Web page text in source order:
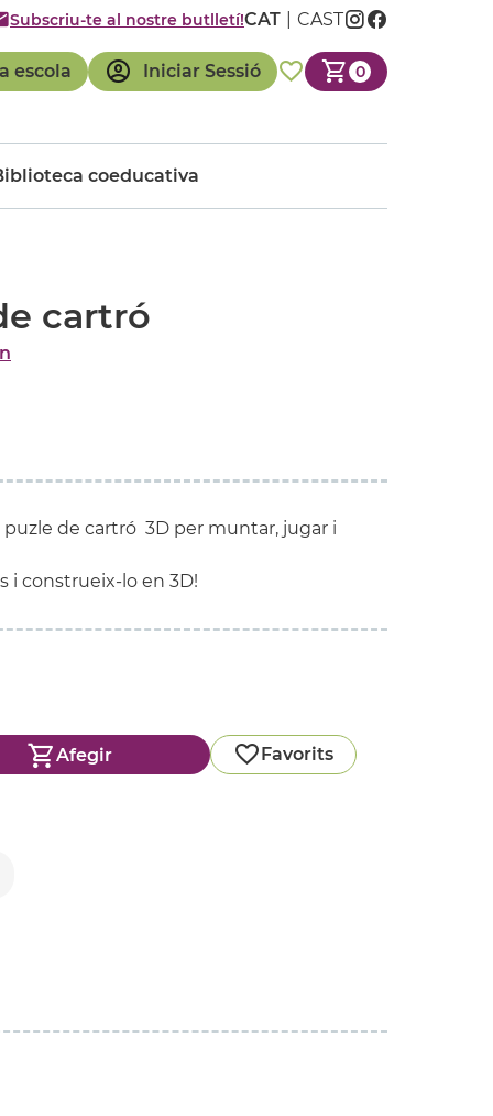
escola Iniciar Sessió 0
Subscriu-te al nostre butlletí!CAT CAST
coeducativa
cartró
de cartró 3D per muntar, jugar i
i construeix-lo en 3D!
Afegir Favorits